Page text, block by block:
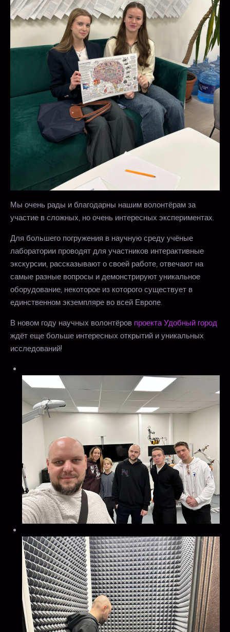
Мы очень рады и благодарны нашим волонтёрам за
участие в сложных, но очень интересных экспериментах.
Для большего погружения в научную среду учёные
лаборатории проводят для участников интерактивные
экскурсии, рассказывают о своей работе, отвечают на
самые разные вопросы и демонстрируют уникальное
оборудование, некоторое из которого существует в
единственном экземпляре во всей Европе.
В новом году научных волонтёров проекта Удобный город
ждёт еще больше интересных открытий и уникальных
исследований!